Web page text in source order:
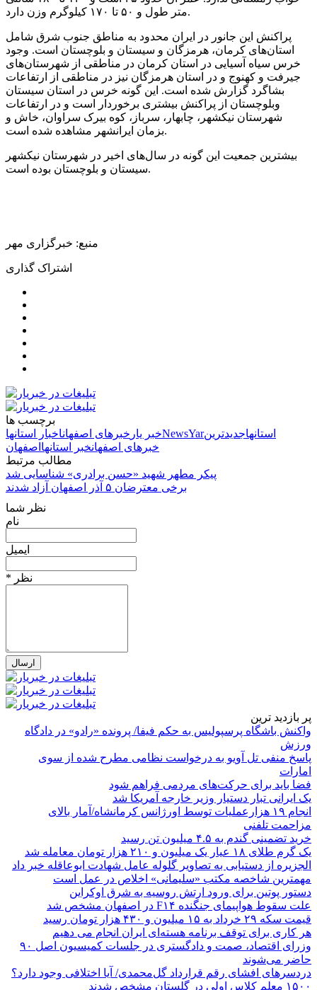
متر طول و ۵۰ تا ۱۷۰ کیلوگرم وزن دارد.
پراکنش این جانور در ایران محدود به مناطق جنوب شرق شامل
استان‌های کرمان، هرمزگان و سیستان و بلوچستان است. وجود
خرس سیاه آسیایی در استان کرمان در مناطقی از شهرستان‌های
جیرفت و کهنوج و در استان هرمزگان نیز در مناطقی از ارتفاعات
بشاگرد گزارش شده است. این گونه خرس در استان سیستان
وبلوچستان از پراکنش بیشتری برخوردار است و در ارتفاعات
شهرستان نیکشهر ، چابهار، سرباز، کوه بیرک سراوان، خاش و
بزمان ایرانشهر مشاهده شده است.
بیشترین جمعیت این گونه در سال‌های اخیر در شهرستان نیکشهر
سیستان و بلوچستان بوده است.
منبع: خبرگزاری مهر
اشتراک گذاری
برچسب ها
خبر یار خبرهای اصفهاناخبار استانها NewsYar استانهاجدیدترین
خبرهای اصفهانخبر استانها اصفهان
مطالب مرتبط
پیکر مطهر شهید «حسن برادری» شناسایی شد
برخی معترضان ۵ آذر اصفهان آزاد شدند
نظر شما
نام
ایمیل
* نظر
پر بازدید ترین
واکنش باشگاه پرسپولیس به حکم فیفا/ پرونده «رادو» در دادگاه
ورزش
پاسخ منفی تل آویو به درخواست نظامی مطرح شده از سوی
امارات
فضا باید برای حرکت‌های مردمی فراهم شود
یک ایرانی تبار دستیار وزیر خارجه آمریکا شد
انجام ۱۹ هزارعملیات توسط اورژانس کرمانشاه/آمار بالای
مزاحمت تلفنی
خرید تضمینی گندم به ۴.۵ میلیون تن رسید
یک گرم طلای ۱۸ عیار یک میلیون و ۲۱۰ هزار تومان معامله شد
الجزیره از دستیابی به تصاویر گلوله عامل شهادت ابوعاقله خبر داد
مهمترین شاخصه مکتب «سلیمانی» اخلاص در عمل است
دستور پوتین برای ورود ارتش روسیه به شرق اوکراین
علت سقوط هواپیمای جنگنده F۱۴ در اصفهان مشخص شد
قیمت سکه ۲۹ خرداد به ۱۵ میلیون و ۴۳۰ هزار تومان رسید
هر کاری برای توقف برنامه هسته‌ای ایران انجام می دهیم
وزرای اقتصاد، صمت و دادگستری در جلسات کمیسیون اصل ۹۰
حاضر می‌شوند
دردسرهای افشای رقم قرارداد گل‌محمدی/ آیا اختلافی وجود دارد؟
۱۵۰۰ معلم کلاس اولی در گلستان مشخص شدند